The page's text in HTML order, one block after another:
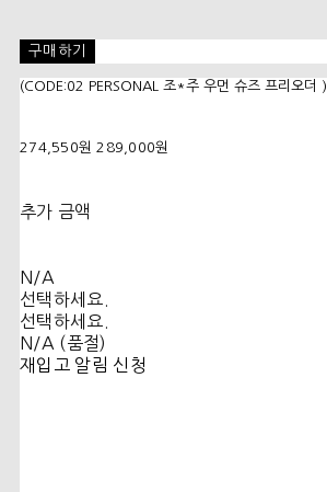
구매하기
(CODE:02 PERSONAL 조*주 우먼 슈즈 프리오더 )
274,550원 289,000원
추가 금액
N/A
선택하세요.
선택하세요.
N/A (품절)
재입고 알림 신청